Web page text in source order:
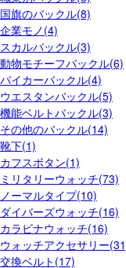
国旗のバックル(8)
企業モノ(4)
スカルバックル(3)
動物モチーフバックル(6)
バイカーバックル(4)
ウエスタンバックル(5)
機能ベルトバックル(3)
その他のバックル(14)
靴下(1)
カフスボタン(1)
ミリタリーウォッチ(73)
ノーマルタイプ(10)
ダイバーズウォッチ(16)
カラビナウォッチ(16)
ウォッチアクセサリー
交換ベルト(17)